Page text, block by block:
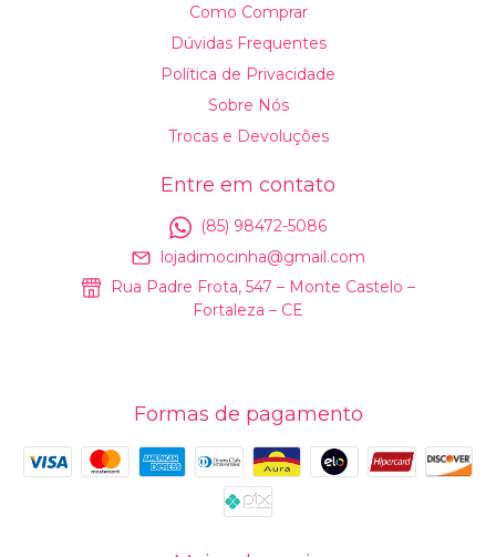
Como Comprar
Dúvidas Frequentes
Política de Privacidade
Sobre Nós
Trocas e Devoluções
Entre em contato
(85) 98472-5086
lojadimocinha@gmail.com
Rua Padre Frota, 547 – Monte Castelo –
Fortaleza – CE
Formas de pagamento